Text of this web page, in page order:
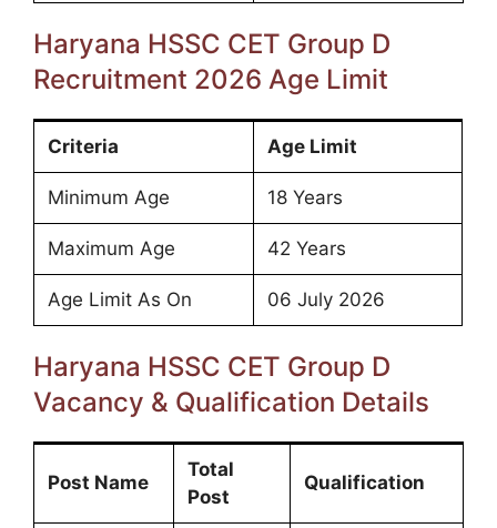
Haryana HSSC CET Group D
Recruitment 2026 Age Limit
Criteria Age Limit
Minimum Age 18 Years
Maximum Age 42 Years
Age Limit As On 06 July 2026
Haryana HSSC CET Group D
Vacancy & Qualification Details
Post Name
Total
Post
Qualification